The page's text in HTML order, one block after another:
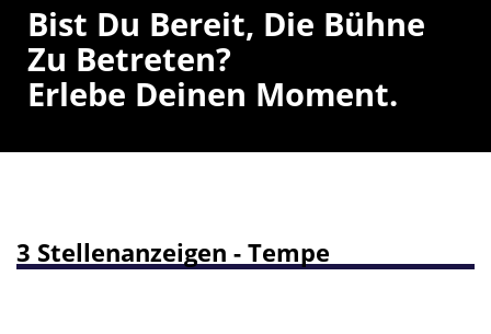
Bist Du Bereit, Die Bühne
Zu Betreten?
Erlebe Deinen Moment.
3 Stellenanzeigen - Tempe